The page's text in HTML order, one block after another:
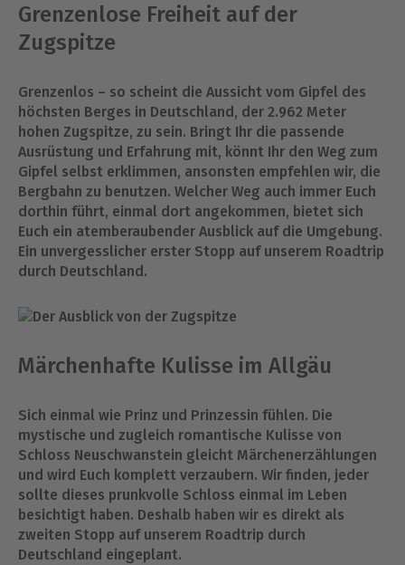
Grenzenlose Freiheit auf der
Zugspitze
Grenzenlos – so scheint die Aussicht vom Gipfel des
höchsten Berges in Deutschland, der 2.962 Meter
hohen Zugspitze, zu sein. Bringt Ihr die passende
Ausrüstung und Erfahrung mit, könnt Ihr den Weg zum
Gipfel selbst erklimmen, ansonsten empfehlen wir, die
Bergbahn zu benutzen. Welcher Weg auch immer Euch
dorthin führt, einmal dort angekommen, bietet sich
Euch ein atemberaubender Ausblick auf die Umgebung.
Ein unvergesslicher erster Stopp auf unserem Roadtrip
durch Deutschland.
Märchenhafte Kulisse im Allgäu
Sich einmal wie Prinz und Prinzessin fühlen. Die
mystische und zugleich romantische Kulisse von
Schloss Neuschwanstein gleicht Märchenerzählungen
und wird Euch komplett verzaubern. Wir finden, jeder
sollte dieses prunkvolle Schloss einmal im Leben
besichtigt haben. Deshalb haben wir es direkt als
zweiten Stopp auf unserem Roadtrip durch
Deutschland eingeplant.